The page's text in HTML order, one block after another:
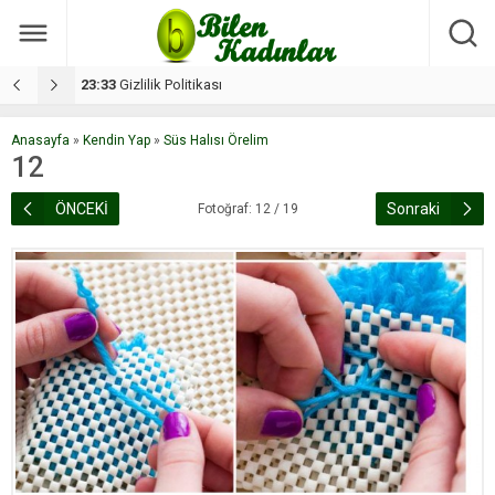
17:08 Dilan, düğününe 5 gün kala hayatını kaybetti
Anasayfa » Kendin Yap » Süs Halısı Örelim
12
ÖNCEKİ Fotoğraf: 12 / 19 Sonraki